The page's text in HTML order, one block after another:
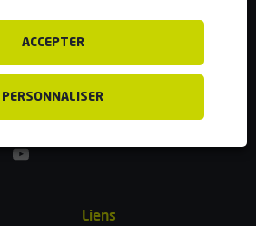
On
Liens
ACCEPTER
PERSONNALISER